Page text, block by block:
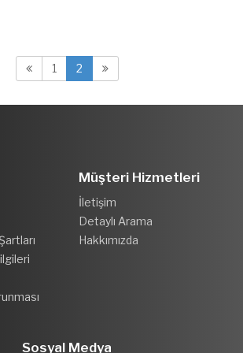
1 2
Müşteri Hizmetleri
İletişim
Detaylı Arama
Hakkımızda
Sosyal Medya